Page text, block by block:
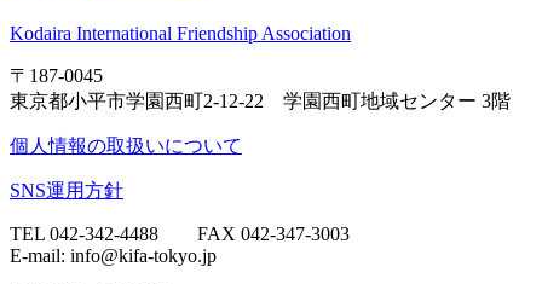
Kodaira International Friendship Association
〒187-0045
東京都小平市学園西町2-12-22 学園西町地域センター 3階
個人情報の取扱いについて
SNS運用方針
TEL 042-342-4488 FAX 042-347-3003
E-mail: info@kifa-tokyo.jp